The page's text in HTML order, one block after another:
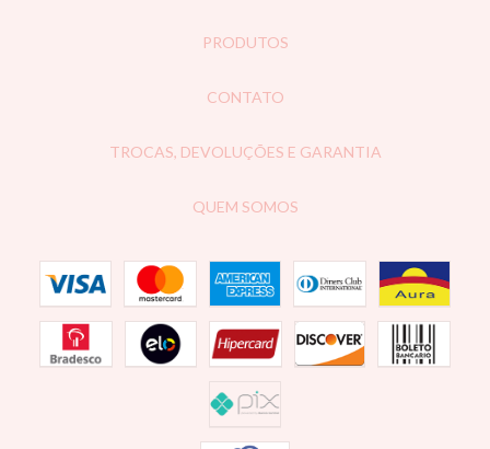
PRODUTOS
CONTATO
TROCAS, DEVOLUÇÕES E GARANTIA
QUEM SOMOS